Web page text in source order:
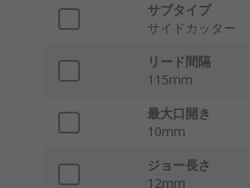
サブタイプ
サイドカッター
リード間隔
115mm
最大口開き
10mm
ジョー長さ
12mm